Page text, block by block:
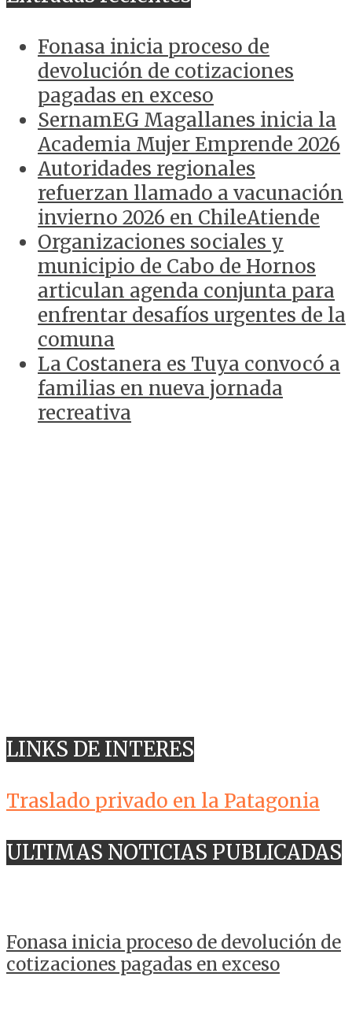
Fonasa inicia proceso de
devolución de cotizaciones
pagadas en exceso
SernamEG Magallanes inicia la
Academia Mujer Emprende 2026
Autoridades regionales
refuerzan llamado a vacunación
invierno 2026 en ChileAtiende
Organizaciones sociales y
municipio de Cabo de Hornos
articulan agenda conjunta para
enfrentar desafíos urgentes de la
comuna
La Costanera es Tuya convocó a
familias en nueva jornada
recreativa
LINKS DE INTERES
Traslado privado en la Patagonia
ULTIMAS NOTICIAS PUBLICADAS
Fonasa inicia proceso de devolución de
cotizaciones pagadas en exceso